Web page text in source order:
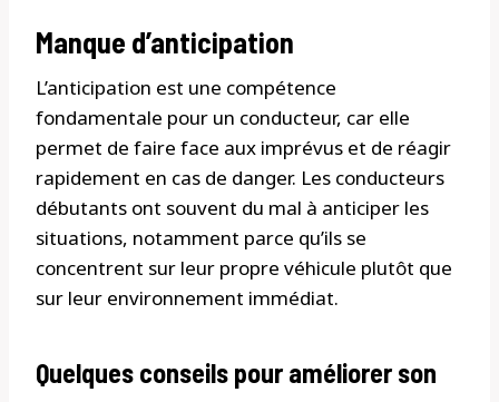
Manque d’anticipation
L’anticipation est une compétence
fondamentale pour un conducteur, car elle
permet de faire face aux imprévus et de réagir
rapidement en cas de danger. Les conducteurs
débutants ont souvent du mal à anticiper les
situations, notamment parce qu’ils se
concentrent sur leur propre véhicule plutôt que
sur leur environnement immédiat.
Quelques conseils pour améliorer son